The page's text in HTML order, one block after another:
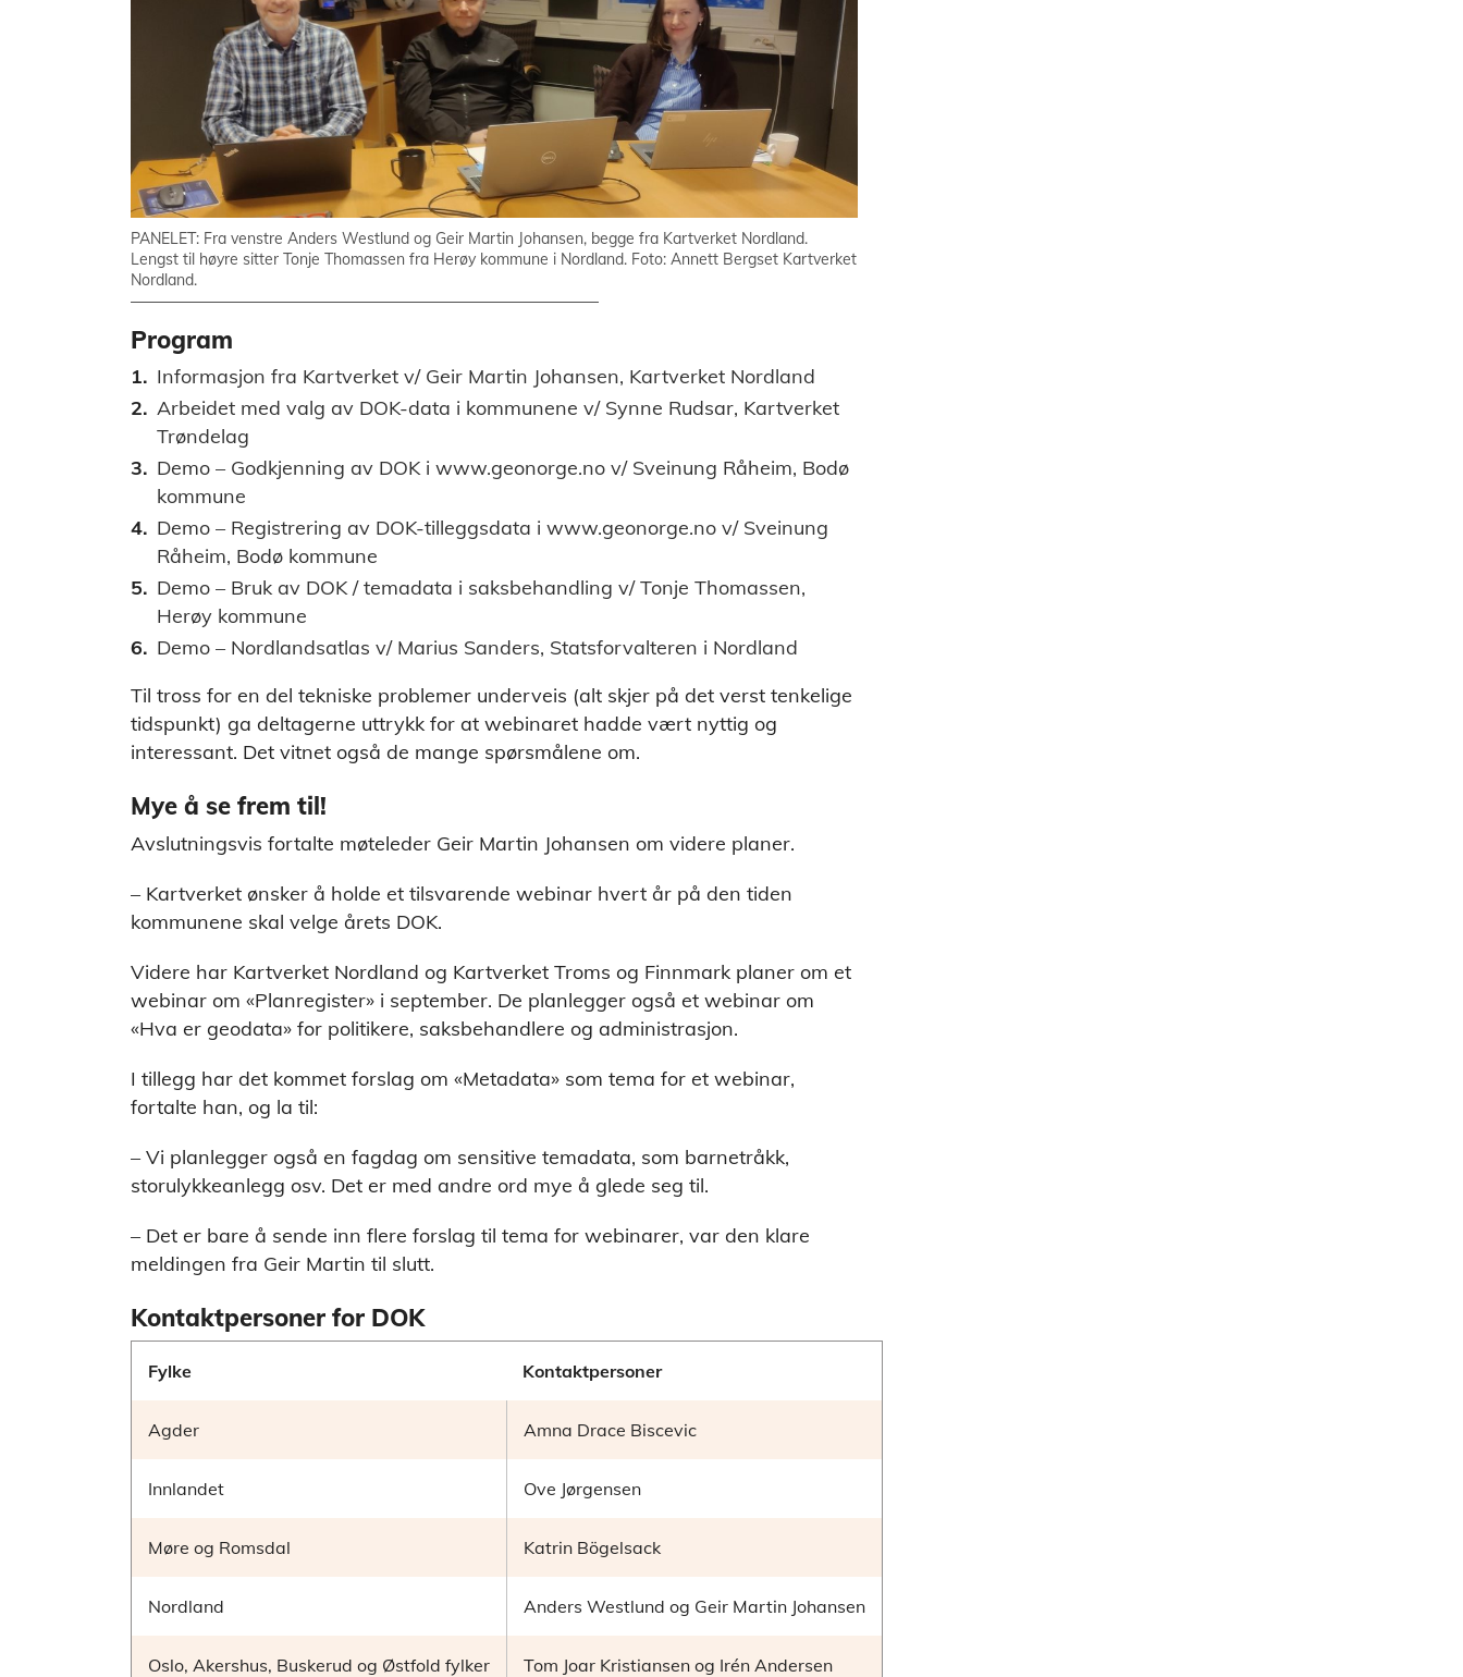
PANELET: Fra venstre Anders Westlund og Geir Martin Johansen, begge fra Kartverket Nordland.
Lengst til høyre sitter Tonje Thomassen fra Herøy kommune i Nordland. Foto: Annett Bergset Kartverket
Nordland.
Program
Informasjon fra Kartverket v/ Geir Martin Johansen, Kartverket Nordland
Arbeidet med valg av DOK-data i kommunene v/ Synne Rudsar, Kartverket
Trøndelag
Demo – Godkjenning av DOK i www.geonorge.no v/ Sveinung Råheim, Bodø
kommune
Demo – Registrering av DOK-tilleggsdata i www.geonorge.no v/ Sveinung
Råheim, Bodø kommune
Demo – Bruk av DOK / temadata i saksbehandling v/ Tonje Thomassen,
Herøy kommune
Demo – Nordlandsatlas v/ Marius Sanders, Statsforvalteren i Nordland
Til tross for en del tekniske problemer underveis (alt skjer på det verst tenkelige
tidspunkt) ga deltagerne uttrykk for at webinaret hadde vært nyttig og
interessant. Det vitnet også de mange spørsmålene om.
Mye å se frem til!
Avslutningsvis fortalte møteleder Geir Martin Johansen om videre planer.
– Kartverket ønsker å holde et tilsvarende webinar hvert år på den tiden
kommunene skal velge årets DOK.
Videre har Kartverket Nordland og Kartverket Troms og Finnmark planer om et
webinar om «Planregister» i september. De planlegger også et webinar om
«Hva er geodata» for politikere, saksbehandlere og administrasjon.
I tillegg har det kommet forslag om «Metadata» som tema for et webinar,
fortalte han, og la til:
– Vi planlegger også en fagdag om sensitive temadata, som barnetråkk,
storulykkeanlegg osv. Det er med andre ord mye å glede seg til.
– Det er bare å sende inn flere forslag til tema for webinarer, var den klare
meldingen fra Geir Martin til slutt.
Kontaktpersoner for DOK
Fylke Kontaktpersoner
Agder Amna Drace Biscevic
Innlandet Ove Jørgensen
Møre og Romsdal Katrin Bögelsack
Nordland Anders Westlund og Geir Martin Johansen
Oslo, Akershus, Buskerud og Østfold fylker Tom Joar Kristiansen og Irén Andersen